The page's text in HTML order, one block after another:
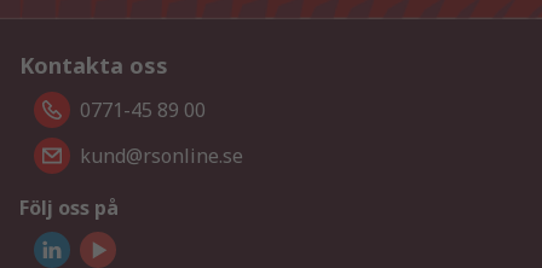
Kontakta oss
0771-45 89 00
kund@rsonline.se
Följ oss på